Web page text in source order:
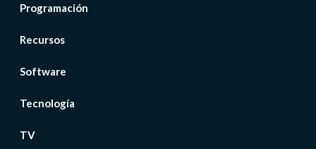
Programación
Recursos
Software
Tecnología
TV